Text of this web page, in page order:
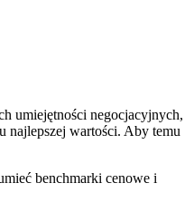
umiejętności negocjacyjnych,
najlepszej wartości. Aby temu
benchmarki cenowe i